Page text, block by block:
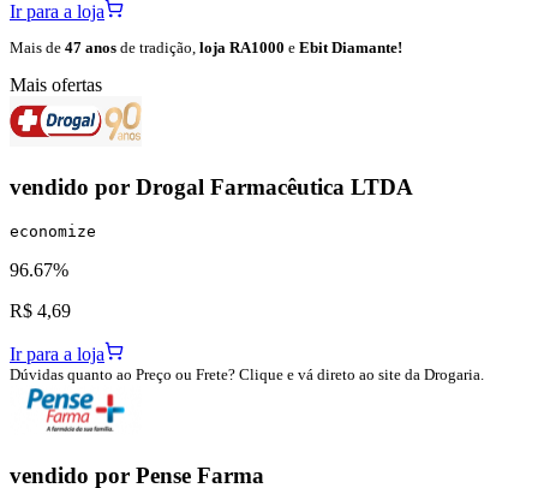
Ir para a loja
Mais de 47 anos de tradição, loja RA1000 e Ebit Diamante!
Mais ofertas
vendido por Drogal Farmacêutica LTDA
economize
96.67%
R$ 4,69
Ir para a loja
Dúvidas quanto ao Preço ou Frete? Clique e vá direto ao site da Drogaria.
vendido por Pense Farma